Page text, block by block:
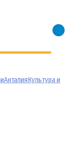
АнталияКультура и